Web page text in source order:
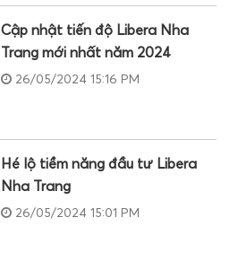
Cập nhật tiến độ Libera Nha
Trang mới nhất năm 2024
26/05/2024 15:16 PM
Hé lộ tiềm năng đầu tư Libera
Nha Trang
26/05/2024 15:01 PM